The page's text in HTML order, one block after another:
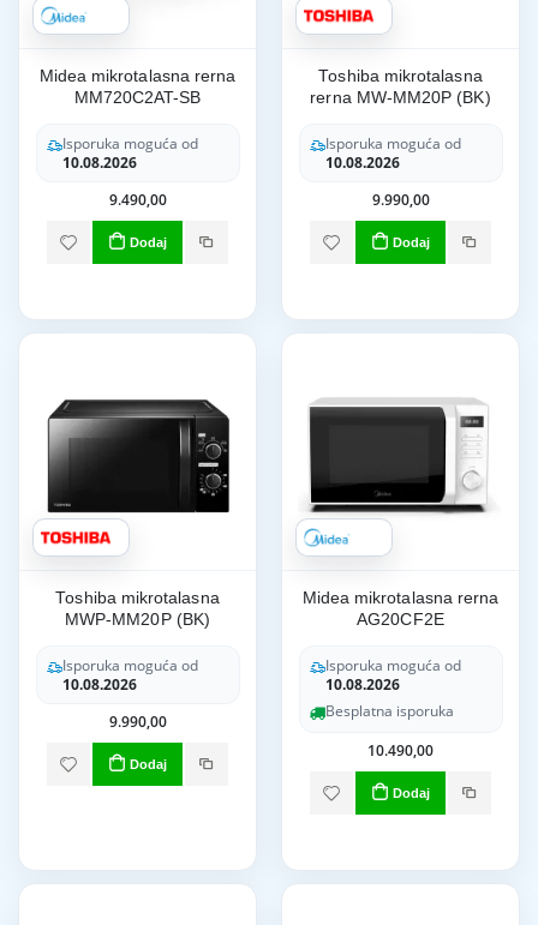
Midea mikrotalasna rerna
MM720C2AT-SB
Isporuka moguća od
10.08.2026
9.490,00
Dodaj
Toshiba mikrotalasna
rerna MW-MM20P (BK)
Isporuka moguća od
10.08.2026
9.990,00
Dodaj
Toshiba mikrotalasna
MWP-MM20P (BK)
Isporuka moguća od
10.08.2026
9.990,00
Dodaj
Midea mikrotalasna rerna
AG20CF2E
Isporuka moguća od
10.08.2026
Besplatna isporuka
10.490,00
Dodaj